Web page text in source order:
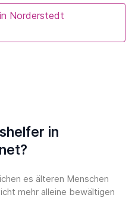
Norderstedt
in
es älteren Menschen
mehr alleine bewältigen